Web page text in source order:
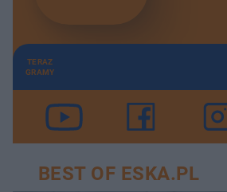
TERAZ
GRAMY
BEST OF ESKA.PL